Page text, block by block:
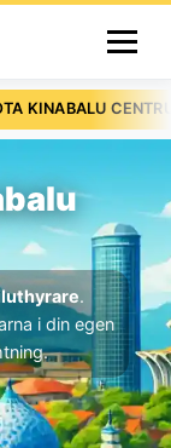
KINABALU
.
i din egen